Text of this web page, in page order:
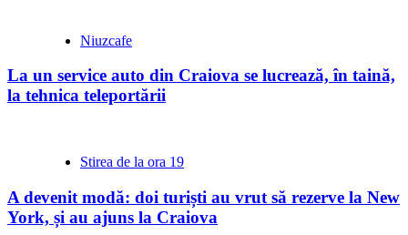
Niuzcafe
La un service auto din Craiova se lucrează, în taină,
la tehnica teleportării
Stirea de la ora 19
A devenit modă: doi turiști au vrut să rezerve la New
York, și au ajuns la Craiova